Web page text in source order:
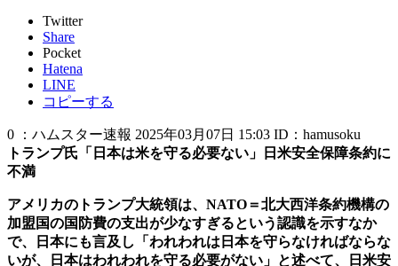
Twitter
Share
Pocket
Hatena
LINE
コピーする
0 ：ハムスター速報 2025年03月07日 15:03 ID：hamusoku
トランプ氏「日本は米を守る必要ない」日米安全保障条約に
不満
アメリカのトランプ大統領は、NATO＝北大西洋条約機構の
加盟国の国防費の支出が少なすぎるという認識を示すなか
で、日本にも言及し「われわれは日本を守らなければならな
いが、日本はわれわれを守る必要がない」と述べて、日米安